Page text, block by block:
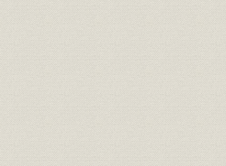
純資産[連結]
借入金と自己資本比率[連結]
売上高・経常利益・親会社株主に帰属する当期純利益・配当の推移[
総資産利益率・自己資本利益率・営業利益率の推移[連結]
セグメント別売上高・営業利益の推移[連結]
海外売上高の推移[連結]
従業員数の推移[連結]
主要経営指標